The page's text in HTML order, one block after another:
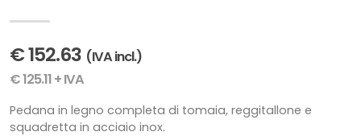
€ 152.63 (IVA incl.)
€ 125.11 + IVA
Pedana in legno completa di tomaia, reggitallone e
squadretta in acciaio inox.